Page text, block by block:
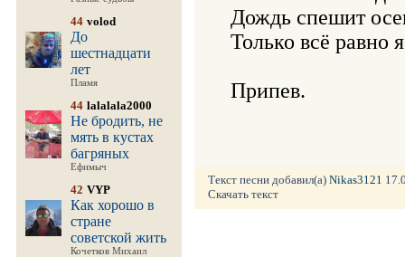
44 volod
До
шестнадцати
лет
Пламя
44 lalalala2000
Не бродить, не
мять в кустах
багряных
Ефимыч
42 VYP
Как хорошо в
стране
советской жить
Кочетков Михаил
Дождь спешит
Только всё равно
Припев.
Текст песни добавил(а) Nikas3121
Скачать текст